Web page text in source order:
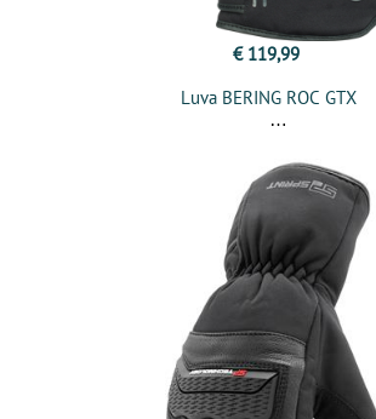
€ 119,99
Luva BERING ROC GTX